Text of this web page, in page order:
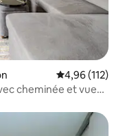
Évaluation
4,96 (112)
cheminée et vue